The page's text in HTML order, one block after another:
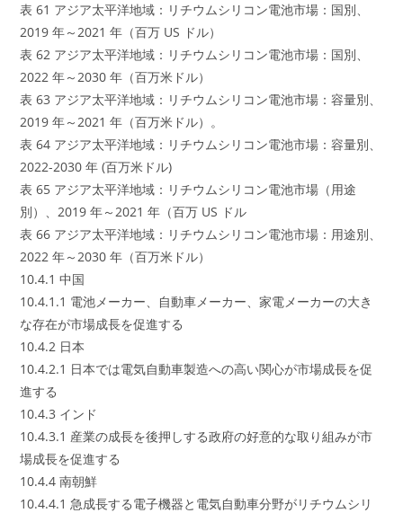
表 61 アジア太平洋地域：リチウムシリコン電池市場：国別、
2019 年～2021 年（百万 US ドル）
表 62 アジア太平洋地域：リチウムシリコン電池市場：国別、
2022 年～2030 年（百万米ドル）
表 63 アジア太平洋地域：リチウムシリコン電池市場：容量別、
2019 年～2021 年（百万米ドル）。
表 64 アジア太平洋地域：リチウムシリコン電池市場：容量別、
2022-2030 年 (百万米ドル)
表 65 アジア太平洋地域：リチウムシリコン電池市場（用途
別）、2019 年～2021 年（百万 US ドル
表 66 アジア太平洋地域：リチウムシリコン電池市場：用途別、
2022 年～2030 年（百万米ドル）
10.4.1 中国
10.4.1.1 電池メーカー、自動車メーカー、家電メーカーの大き
な存在が市場成長を促進する
10.4.2 日本
10.4.2.1 日本では電気自動車製造への高い関心が市場成長を促
進する
10.4.3 インド
10.4.3.1 産業の成長を後押しする政府の好意的な取り組みが市
場成長を促進する
10.4.4 南朝鮮
10.4.4.1 急成長する電子機器と電気自動車分野がリチウムシリ